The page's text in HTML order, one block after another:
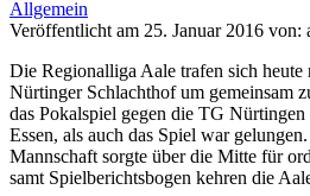
Allgemein
Veröffentlicht am 25. Januar 2016 von:
Die Regionalliga Aale trafen sich heute
Nürtinger Schlachthof um gemeinsam
das Pokalspiel gegen die TG
Essen, als auch das Spiel war
Mannschaft sorgte über die Mitte für
samt Spielberichtsbogen kehren die